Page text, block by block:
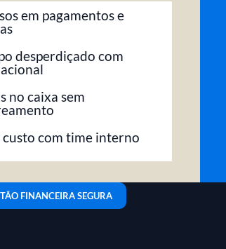
em pagamentos e
desperdiçado com
no caixa sem
com time interno
FINANCEIRA SEGURA